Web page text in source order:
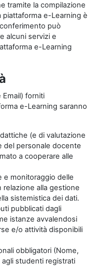
tramite la compilazione
e-Learning è
può
alcuni servizi e
e-Learning
forniti
e-Learning saranno
(e di valutazione
del personale docente
a cooperare alle
e monitoraggio delle
alla gestione
sistemistica dei dati.
pubblicati dagli
istanze avvalendosi
e/o attività disponibili
obbligatori (Nome,
studenti registrati